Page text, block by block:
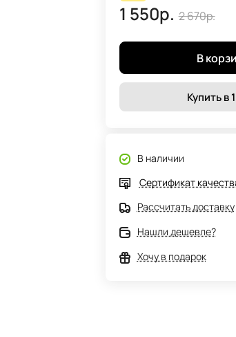
1 550р. 2 670р.
В
Купить в
В наличии
Сертификат
Рассчитать доставку
Нашли дешевле?
Хочу в подарок